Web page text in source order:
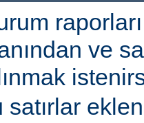
ve
satırlar